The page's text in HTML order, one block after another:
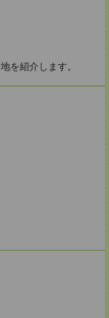
を紹介します。